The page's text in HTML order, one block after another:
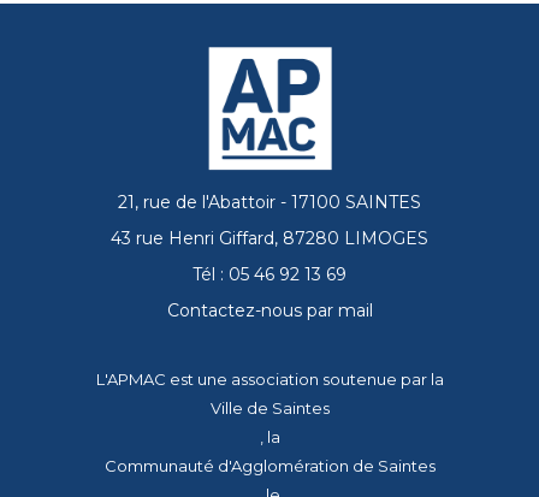
21, rue de l'Abattoir - 17100 SAINTES
43 rue Henri Giffard, 87280 LIMOGES
Tél : 05 46 92 13 69
Contactez-nous par mail
L'APMAC est une association soutenue par la
Ville de Saintes
, la
Communauté d'Agglomération de Saintes